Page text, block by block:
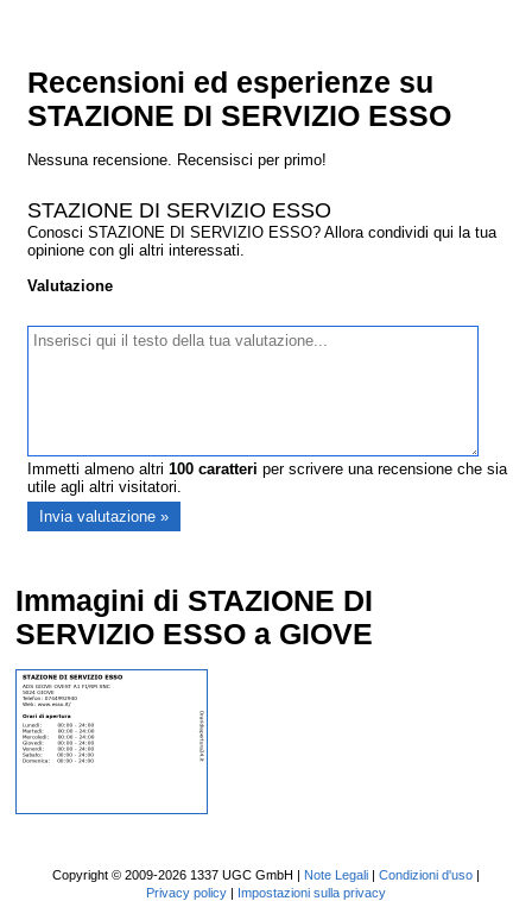
Recensioni ed esperienze su
STAZIONE DI SERVIZIO ESSO
Nessuna recensione. Recensisci per primo!
STAZIONE DI SERVIZIO ESSO
Conosci STAZIONE DI SERVIZIO ESSO? Allora condividi qui la tua
opinione con gli altri interessati.
Valutazione
Immetti almeno altri100 caratteri per scrivere una recensione che sia
utile agli altri visitatori.
Immagini di STAZIONE DI
SERVIZIO ESSO a GIOVE
Copyright © 2009-2026 1337 UGC GmbH | Note Legali| Condizioni d'uso|
Privacy policy| Impostazioni sulla privacy